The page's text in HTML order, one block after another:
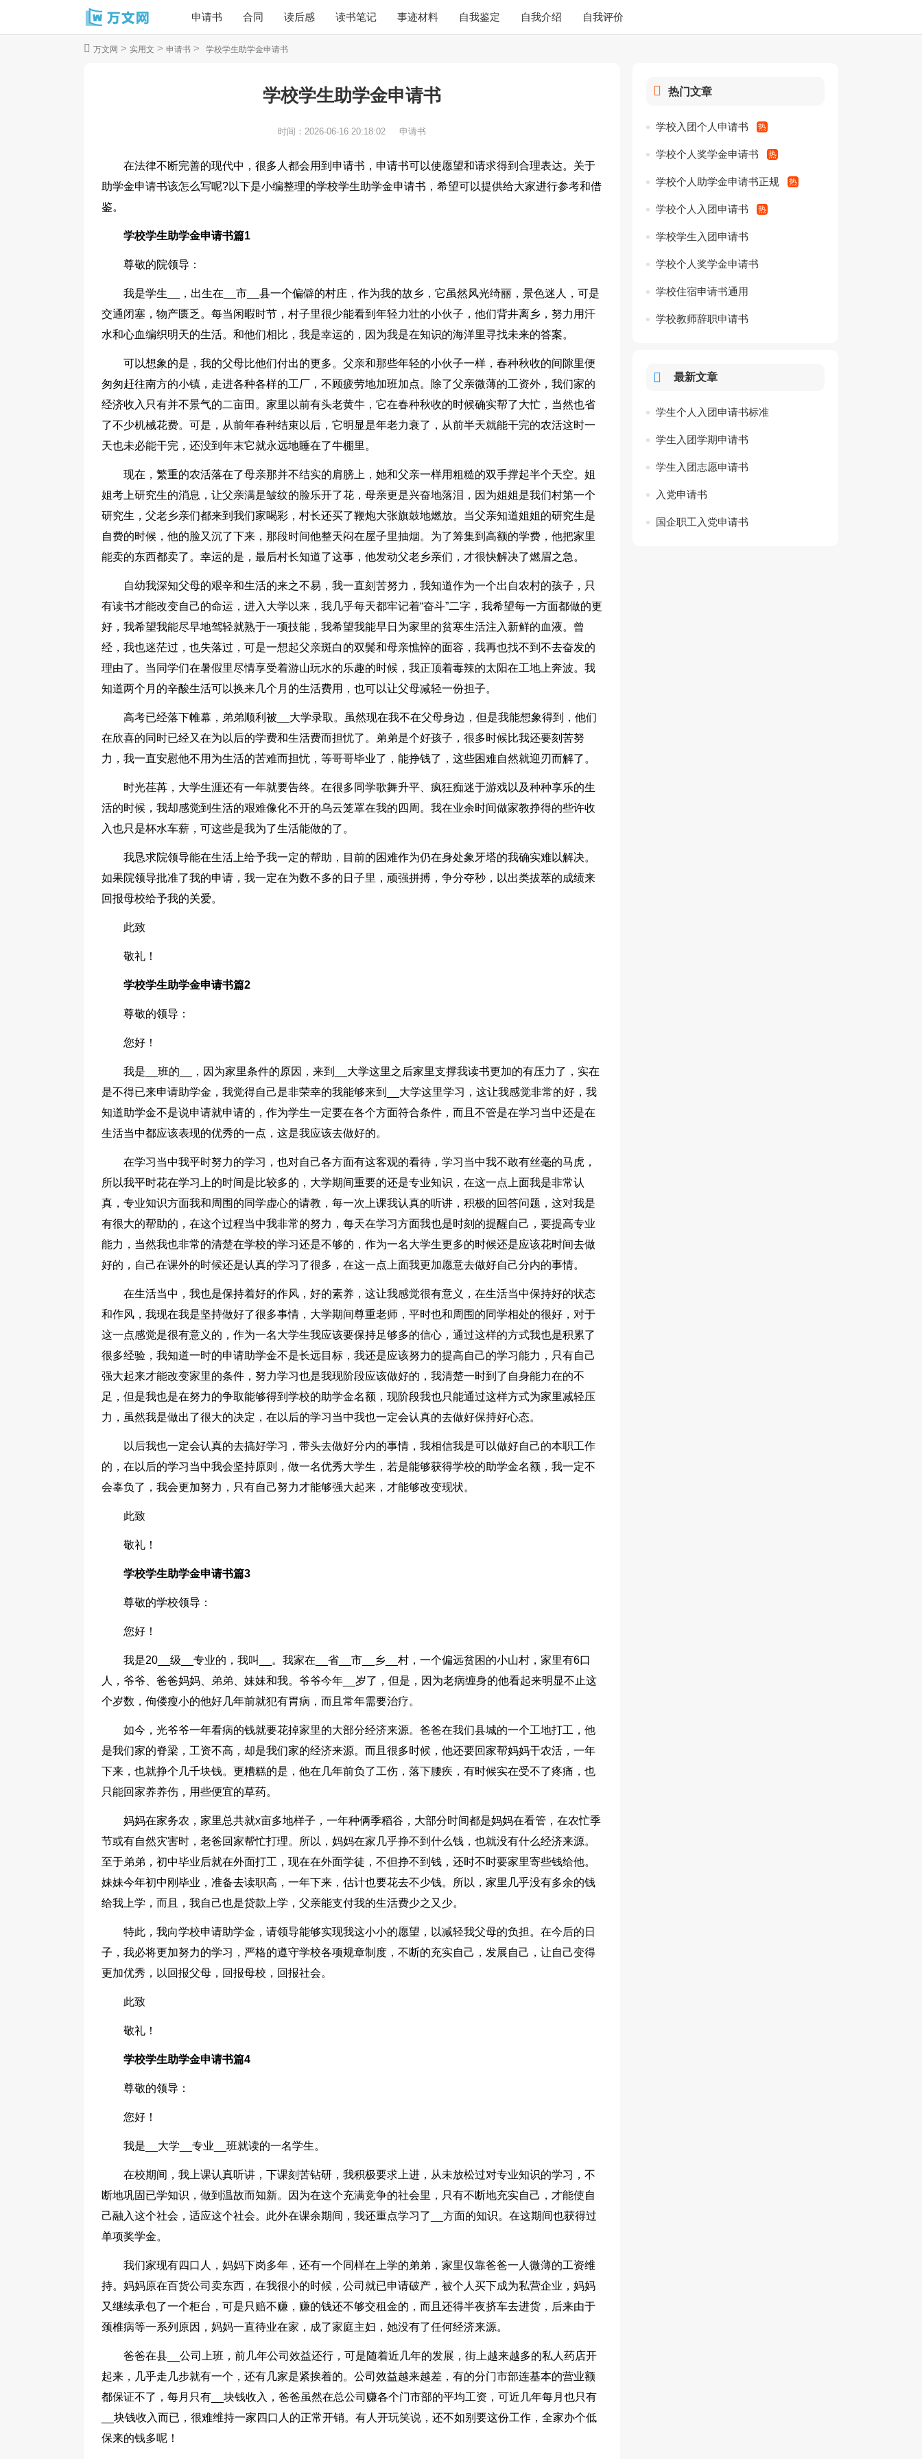
申请书 合同 读后感 读书笔记 事迹材料 自我鉴定 自我介绍 自我评价
万文网 > 实用文 > 申请书 > 学校学生助学金申请书
学校学生助学金申请书
时间： 2026-06-16 20:18:02 申请书
在法律不断完善的现代中，很多人都会用到申请书，申请书可以使愿望和请求得到合理表达。关于
助学金申请书该怎么写呢?以下是小编整理的学校学生助学金申请书，希望可以提供给大家进行参考和借
鉴。
学校学生助学金申请书篇1
尊敬的院领导：
我是学生__，出生在__市__县一个偏僻的村庄，作为我的故乡，它虽然风光绮丽，景色迷人，可是
交通闭塞，物产匮乏。每当闲暇时节，村子里很少能看到年轻力壮的小伙子，他们背井离乡，努力用汗
水和心血编织明天的生活。和他们相比，我是幸运的，因为我是在知识的海洋里寻找未来的答案。
可以想象的是，我的父母比他们付出的更多。父亲和那些年轻的小伙子一样，春种秋收的间隙里便
匆匆赶往南方的小镇，走进各种各样的工厂，不顾疲劳地加班加点。除了父亲微薄的工资外，我们家的
经济收入只有并不景气的二亩田。家里以前有头老黄牛，它在春种秋收的时候确实帮了大忙，当然也省
了不少机械花费。可是，从前年春种结束以后，它明显是年老力衰了，从前半天就能干完的农活这时一
天也未必能干完，还没到年末它就永远地睡在了牛棚里。
现在，繁重的农活落在了母亲那并不结实的肩膀上，她和父亲一样用粗糙的双手撑起半个天空。姐
姐考上研究生的消息，让父亲满是皱纹的脸乐开了花，母亲更是兴奋地落泪，因为姐姐是我们村第一个
研究生，父老乡亲们都来到我们家喝彩，村长还买了鞭炮大张旗鼓地燃放。当父亲知道姐姐的研究生是
自费的时候，他的脸又沉了下来，那段时间他整天闷在屋子里抽烟。为了筹集到高额的学费，他把家里
能卖的东西都卖了。幸运的是，最后村长知道了这事，他发动父老乡亲们，才很快解决了燃眉之急。
自幼我深知父母的艰辛和生活的来之不易，我一直刻苦努力，我知道作为一个出自农村的孩子，只
有读书才能改变自己的命运，进入大学以来，我几乎每天都牢记着“奋斗”二字，我希望每一方面都做的更
好，我希望我能尽早地驾轻就熟于一项技能，我希望我能早日为家里的贫寒生活注入新鲜的血液。曾
经，我也迷茫过，也失落过，可是一想起父亲斑白的双鬓和母亲憔悴的面容，我再也找不到不去奋发的
理由了。当同学们在暑假里尽情享受着游山玩水的乐趣的时候，我正顶着毒辣的太阳在工地上奔波。我
知道两个月的辛酸生活可以换来几个月的生活费用，也可以让父母减轻一份担子。
高考已经落下帷幕，弟弟顺利被__大学录取。虽然现在我不在父母身边，但是我能想象得到，他们
在欣喜的同时已经又在为以后的学费和生活费而担忧了。弟弟是个好孩子，很多时候比我还要刻苦努
力，我一直安慰他不用为生活的苦难而担忧，等哥哥毕业了，能挣钱了，这些困难自然就迎刃而解了。
时光荏苒，大学生涯还有一年就要告终。在很多同学歌舞升平、疯狂痴迷于游戏以及种种享乐的生
活的时候，我却感觉到生活的艰难像化不开的乌云笼罩在我的四周。我在业余时间做家教挣得的些许收
入也只是杯水车薪，可这些是我为了生活能做的了。
我恳求院领导能在生活上给予我一定的帮助，目前的困难作为仍在身处象牙塔的我确实难以解决。
如果院领导批准了我的申请，我一定在为数不多的日子里，顽强拼搏，争分夺秒，以出类拔萃的成绩来
回报母校给予我的关爱。
此致
敬礼！
学校学生助学金申请书篇2
尊敬的领导：
您好！
我是__班的__，因为家里条件的原因，来到__大学这里之后家里支撑我读书更加的有压力了，实在
是不得已来申请助学金，我觉得自己是非荣幸的我能够来到__大学这里学习，这让我感觉非常的好，我
知道助学金不是说申请就申请的，作为学生一定要在各个方面符合条件，而且不管是在学习当中还是在
生活当中都应该表现的优秀的一点，这是我应该去做好的。
在学习当中我平时努力的学习，也对自己各方面有这客观的看待，学习当中我不敢有丝毫的马虎，
所以我平时花在学习上的时间是比较多的，大学期间重要的还是专业知识，在这一点上面我是非常认
真，专业知识方面我和周围的同学虚心的请教，每一次上课我认真的听讲，积极的回答问题，这对我是
有很大的帮助的，在这个过程当中我非常的努力，每天在学习方面我也是时刻的提醒自己，要提高专业
能力，当然我也非常的清楚在学校的学习还是不够的，作为一名大学生更多的时候还是应该花时间去做
好的，自己在课外的时候还是认真的学习了很多，在这一点上面我更加愿意去做好自己分内的事情。
在生活当中，我也是保持着好的作风，好的素养，这让我感觉很有意义，在生活当中保持好的状态
和作风，我现在我是坚持做好了很多事情，大学期间尊重老师，平时也和周围的同学相处的很好，对于
这一点感觉是很有意义的，作为一名大学生我应该要保持足够多的信心，通过这样的方式我也是积累了
很多经验，我知道一时的申请助学金不是长远目标，我还是应该努力的提高自己的学习能力，只有自己
强大起来才能改变家里的条件，努力学习也是我现阶段应该做好的，我清楚一时到了自身能力在的不
足，但是我也是在努力的争取能够得到学校的助学金名额，现阶段我也只能通过这样方式为家里减轻压
力，虽然我是做出了很大的决定，在以后的学习当中我也一定会认真的去做好保持好心态。
以后我也一定会认真的去搞好学习，带头去做好分内的事情，我相信我是可以做好自己的本职工作
的，在以后的学习当中我会坚持原则，做一名优秀大学生，若是能够获得学校的助学金名额，我一定不
会辜负了，我会更加努力，只有自己努力才能够强大起来，才能够改变现状。
此致
敬礼！
学校学生助学金申请书篇3
尊敬的学校领导：
您好！
我是20__级__专业的，我叫__。我家在__省__市__乡__村，一个偏远贫困的小山村，家里有6口
人，爷爷、爸爸妈妈、弟弟、妹妹和我。爷爷今年__岁了，但是，因为老病缠身的他看起来明显不止这
个岁数，佝偻瘦小的他好几年前就犯有胃病，而且常年需要治疗。
如今，光爷爷一年看病的钱就要花掉家里的大部分经济来源。爸爸在我们县城的一个工地打工，他
是我们家的脊梁，工资不高，却是我们家的经济来源。而且很多时候，他还要回家帮妈妈干农活，一年
下来，也就挣个几千块钱。更糟糕的是，他在几年前负了工伤，落下腰疾，有时候实在受不了疼痛，也
只能回家养养伤，用些便宜的草药。
妈妈在家务农，家里总共就x亩多地样子，一年种俩季稻谷，大部分时间都是妈妈在看管，在农忙季
节或有自然灾害时，老爸回家帮忙打理。所以，妈妈在家几乎挣不到什么钱，也就没有什么经济来源。
至于弟弟，初中毕业后就在外面打工，现在在外面学徒，不但挣不到钱，还时不时要家里寄些钱给他。
妹妹今年初中刚毕业，准备去读职高，一年下来，估计也要花去不少钱。所以，家里几乎没有多余的钱
给我上学，而且，我自己也是贷款上学，父亲能支付我的生活费少之又少。
特此，我向学校申请助学金，请领导能够实现我这小小的愿望，以减轻我父母的负担。在今后的日
子，我必将更加努力的学习，严格的遵守学校各项规章制度，不断的充实自己，发展自己，让自己变得
更加优秀，以回报父母，回报母校，回报社会。
此致
敬礼！
学校学生助学金申请书篇4
尊敬的领导：
您好！
我是__大学__专业__班就读的一名学生。
在校期间，我上课认真听讲，下课刻苦钻研，我积极要求上进，从未放松过对专业知识的学习，不
断地巩固已学知识，做到温故而知新。因为在这个充满竞争的社会里，只有不断地充实自己，才能使自
己融入这个社会，适应这个社会。此外在课余期间，我还重点学习了__方面的知识。在这期间也获得过
单项奖学金。
我们家现有四口人，妈妈下岗多年，还有一个同样在上学的弟弟，家里仅靠爸爸一人微薄的工资维
持。妈妈原在百货公司卖东西，在我很小的时候，公司就已申请破产，被个人买下成为私营企业，妈妈
又继续承包了一个柜台，可是只赔不赚，赚的钱还不够交租金的，而且还得半夜挤车去进货，后来由于
颈椎病等一系列原因，妈妈一直待业在家，成了家庭主妇，她没有了任何经济来源。
爸爸在县__公司上班，前几年公司效益还行，可是随着近几年的发展，街上越来越多的私人药店开
起来，几乎走几步就有一个，还有几家是紧挨着的。公司效益越来越差，有的分门市部连基本的营业额
都保证不了，每月只有__块钱收入，爸爸虽然在总公司赚各个门市部的平均工资，可近几年每月也只有
__块钱收入而已，很难维持一家四口人的正常开销。有人开玩笑说，还不如别要这份工作，全家办个低
保来的钱多呢！
热门文章
学校入团个人申请书
学校个人奖学金申请书
学校个人助学金申请书正规
学校个人入团申请书
学校学生入团申请书
学校个人奖学金申请书
学校住宿申请书通用
学校教师辞职申请书
最新文章
学生个人入团申请书标准
学生入团学期申请书
学生入团志愿申请书
入党申请书
国企职工入党申请书